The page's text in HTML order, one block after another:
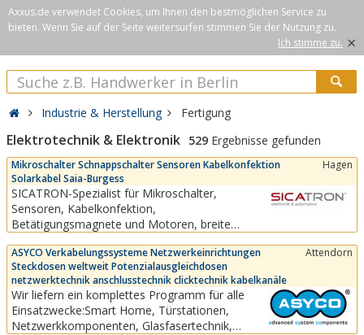
Axxus.de verwendet Cookies, um Ihnen den bestmöglichen Service zu
bieten. Wenn Sie auf der Seite weitersurfen stimmen Sie der Nutzung zu.
Ich stimme zu. ×
Industrie & Herstellung Fertigung
Elektrotechnik & Elektronik 529 Ergebnisse gefunden
Mikroschalter Schnappschalter Sensoren Kabelkonfektion
Solarkabel Saia-Burgess
Hagen
SICATRON-Spezialist für Mikroschalter,
Sensoren, Kabelkonfektion,
Betätigungsmagnete und Motoren, breite
elektronischer Komponenten sowie
Subsysteme.Unsere Partner: Saia-Burgess,
Ledex, Pepperl+Fuchs, Visolux, TH-Contact, di-
soric, Balluff, EMAS, Digitus, Johnsonelectric
uvm....
ASYCO Verkabelungssysteme Netzwerkeinrichtungen
Steckdosen weltweit Potenzialausgleichdosen
netzwerktechnik anschlusstechnik clicktechnik kabelkanäle
Attendorn
Wir liefern ein komplettes Programm für alle
Einsatzwecke:Smart Home, Türstationen,
Netzwerkkomponenten, Glasfasertechnik,